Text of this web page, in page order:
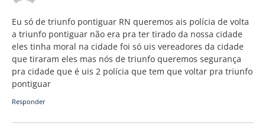
Eu só de triunfo pontiguar RN queremos ais polícia de volta
a triunfo pontiguar não era pra ter tirado da nossa cidade
eles tinha moral na cidade foi só uis vereadores da cidade
que tiraram eles mas nós de triunfo queremos segurança
pra cidade que é uis 2 polícia que tem que voltar pra triunfo
pontiguar
Responder